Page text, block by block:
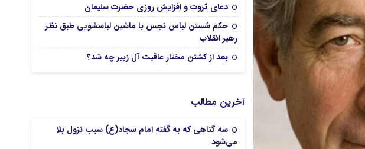
دعای ثروت و افزایش روزی حضرت سلیمان
حکم شستن لباس نجس با ماشین لباسشویی طبق نظر
رهبر انقلاب
بعد از کشتن مختار عاقبت آل زبیر چه شد؟
آخرین مطالب
سه گناهی که به گفته امام سجاد(ع) سبب نزول بلا
می‌شود